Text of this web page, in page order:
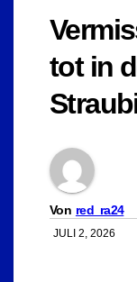
tot in
Von red_ra24
JULI 2, 2026